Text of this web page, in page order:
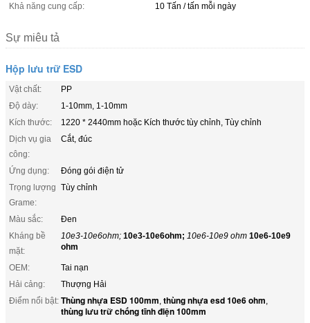
Khả năng cung cấp:
10 Tấn / tấn mỗi ngày
Sự miêu tả
Hộp lưu trữ ESD
Vật chất:
PP
Độ dày:
1-10mm, 1-10mm
Kích thước:
1220 * 2440mm hoặc Kích thước tùy chỉnh, Tùy chỉnh
Dịch vụ gia
công:
Cắt, đúc
Ứng dụng:
Đóng gói điện tử
Trọng lượng
Grame:
Tùy chỉnh
Màu sắc:
Đen
Kháng bề
mặt:
10e3-10e6ohm; 10e3-10e6ohm; 10e6-10e9 ohm 10e6-10e9
ohm
OEM:
Tai nạn
Hải cảng:
Thượng Hải
Điểm nổi bật: Thùng nhựa ESD 100mm, thùng nhựa esd 10e6 ohm,
thùng lưu trữ chống tĩnh điện 100mm